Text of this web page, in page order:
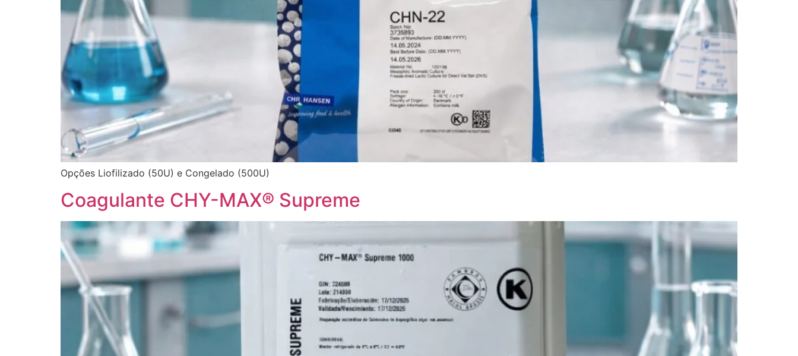
Opções Liofilizado (50U) e Congelado (500U)
Coagulante CHY-MAX® Supreme